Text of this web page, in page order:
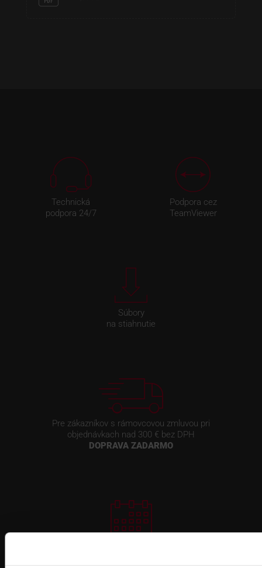
Technická
podpora 24/7
Podpora cez
TeamViewer
Súbory
na stiahnutie
Pre zákazníkov s rámovcovou zmluvou pri
objednávkach nad 300 € bez DPH
DOPRAVA ZADARMO